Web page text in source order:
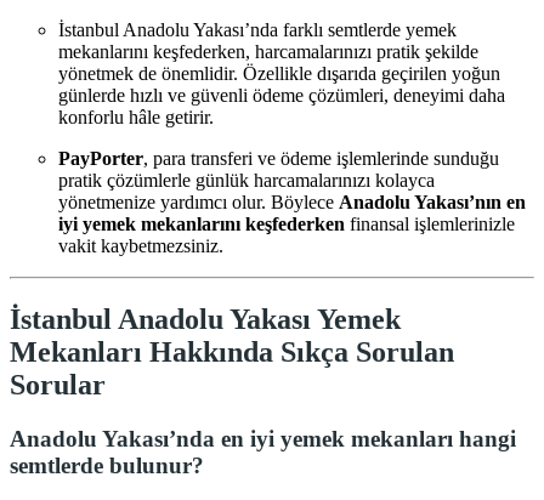
İstanbul Anadolu Yakası’nda farklı semtlerde yemek
mekanlarını keşfederken, harcamalarınızı pratik şekilde
yönetmek de önemlidir. Özellikle dışarıda geçirilen yoğun
günlerde hızlı ve güvenli ödeme çözümleri, deneyimi daha
konforlu hâle getirir.
PayPorter, para transferi ve ödeme işlemlerinde sunduğu
pratik çözümlerle günlük harcamalarınızı kolayca
yönetmenize yardımcı olur. Böylece Anadolu Yakası’nın en
iyi yemek mekanlarını keşfederken finansal işlemlerinizle
vakit kaybetmezsiniz.
İstanbul Anadolu Yakası Yemek
Mekanları Hakkında Sıkça Sorulan
Sorular
Anadolu Yakası’nda en iyi yemek mekanları hangi
semtlerde bulunur?